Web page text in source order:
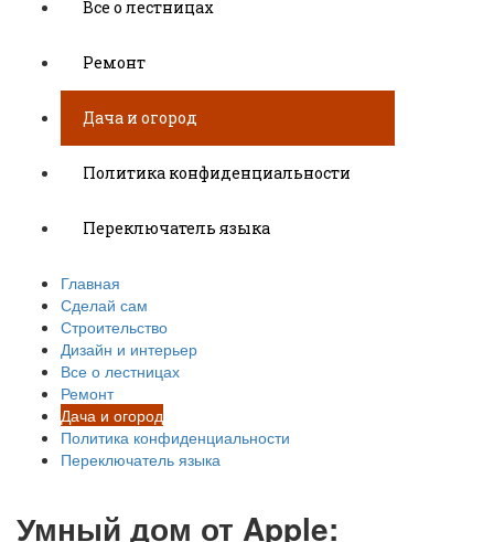
Все о лестницах
Ремонт
Дача и огород
Политика конфиденциальности
Переключатель языка
Главная
Сделай сам
Строительство
Дизайн и интерьер
Все о лестницах
Ремонт
Дача и огород
Политика конфиденциальности
Переключатель языка
Умный дом от Apple: